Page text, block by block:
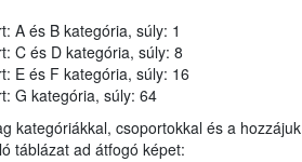
A és B kategória, súly: 1
C és D kategória, súly: 8
E és F kategória, súly: 16
G kategória, súly: 64
kategóriákkal, csoportokkal és a
táblázat ad átfogó képet: